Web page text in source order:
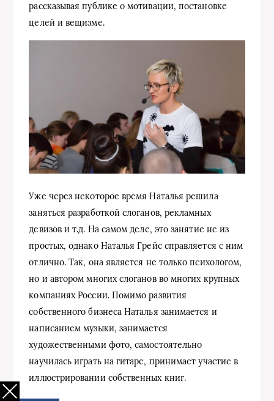
рассказывая публике о мотивации, постановке
целей и вещизме.
Уже через некоторое время Наталья решила
заняться разработкой слоганов, рекламных
девизов и т.д. На самом деле, это занятие не из
простых, однако Наталья Грейс справляется с ним
отлично. Так, она является не только психологом,
но и автором многих слоганов во многих крупных
компаниях России. Помимо развития
собственного бизнеса Наталья занимается и
написанием музыки, занимается
художественными фото, самостоятельно
научилась играть на гитаре, принимает участие в
иллюстрировании собственных книг.